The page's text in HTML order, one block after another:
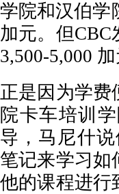
学院和汉伯学
加元。但
3,500-5,000 加
正是因为学费
院卡车培训
导，马尼什
笔记来学习如
他的课程进行